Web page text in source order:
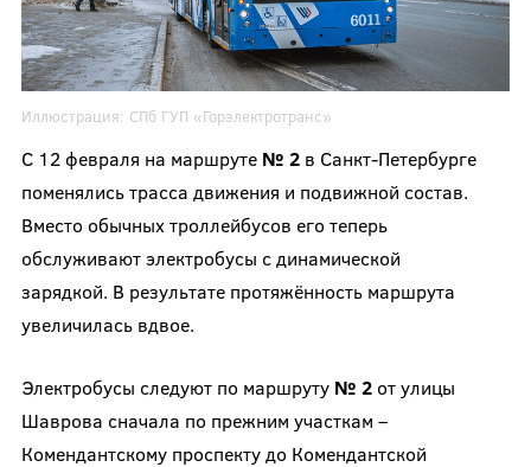
Иллюстрация: СПб ГУП «Горэлектротранс»
С 12 февраля на маршруте № 2в Санкт-Петербурге
поменялись трасса движения и подвижной состав.
Вместо обычных троллейбусов его теперь
обслуживают электробусы с динамической
зарядкой. В результате протяжённость маршрута
увеличилась вдвое.
Электробусы следуют по маршруту № 2от улицы
Шаврова сначала по прежним участкам –
Комендантскому проспекту до Комендантской